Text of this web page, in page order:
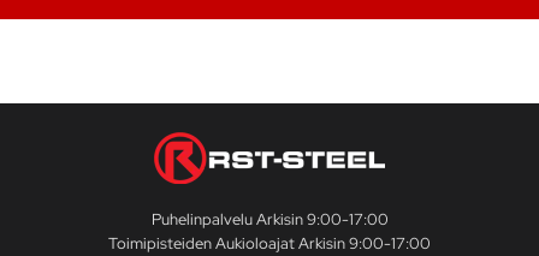
Puhelinpalvelu Arkisin 9:00-17:00
Toimipisteiden Aukioloajat Arkisin 9:00-17:00